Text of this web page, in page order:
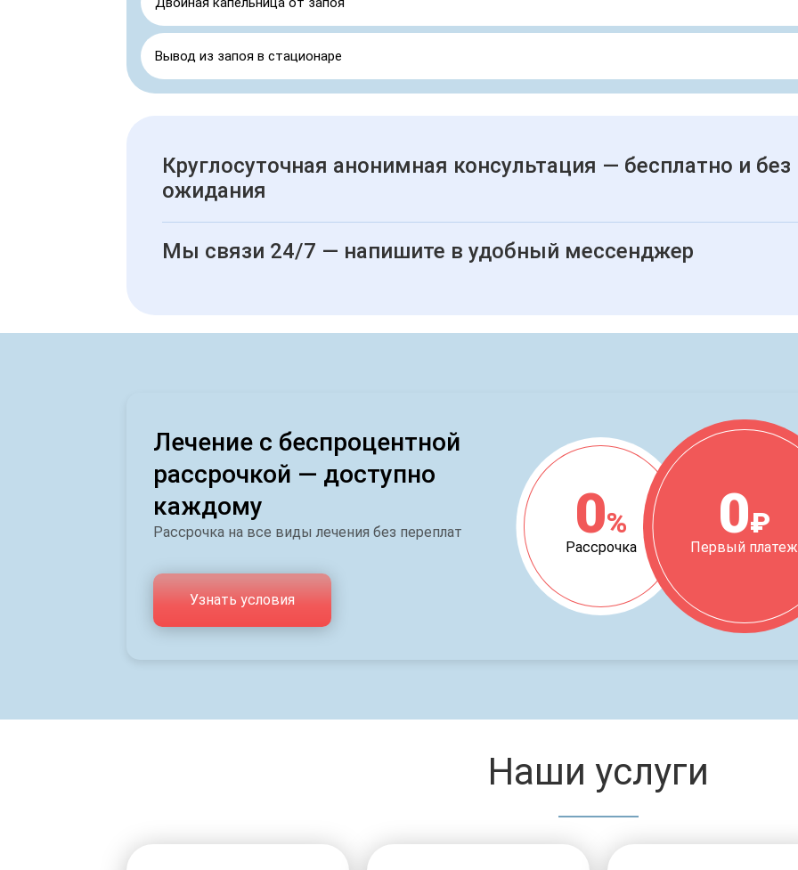
Вывод из запоя в стационаре
Круглосуточная анонимная консультация — бесплатно и без
ожидания
Мы связи 24/7 — напишите в удобный мессенджер
Лечение с беспроцентной
рассрочкой — доступно
каждому
Рассрочка на все виды лечения без переплат 0%
Рассрочка
0₽
Первый платеж
Узнать условия
Наши услуги